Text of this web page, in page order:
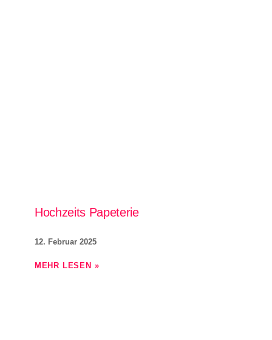
Hochzeits Papeterie
12. Februar 2025
MEHR LESEN »